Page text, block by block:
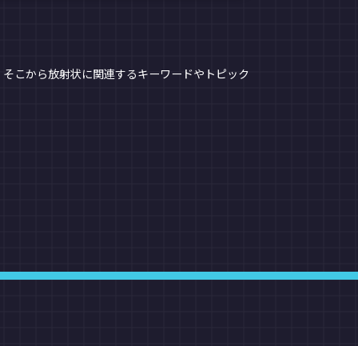
こから放射状に関連するキーワードやトピック